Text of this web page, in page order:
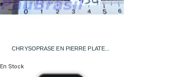
CHRYSOPRASE EN PIERRE PLATE...
En Stock